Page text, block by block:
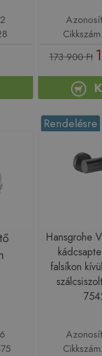
173 900 Ft
Rendelésre
Hansgrohe
falsíkon